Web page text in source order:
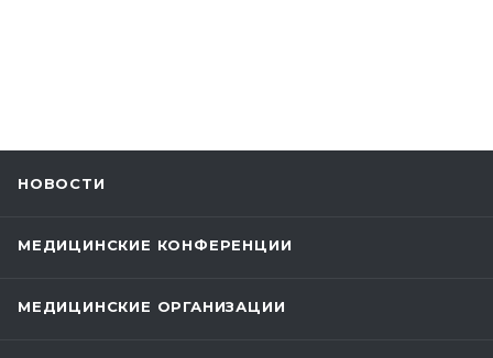
НОВОСТИ
МЕДИЦИНСКИЕ КОНФЕРЕНЦИИ
МЕДИЦИНСКИЕ ОРГАНИЗАЦИИ